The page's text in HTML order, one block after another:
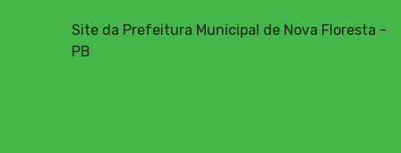
Site da Prefeitura Municipal de Nova Floresta -
PB